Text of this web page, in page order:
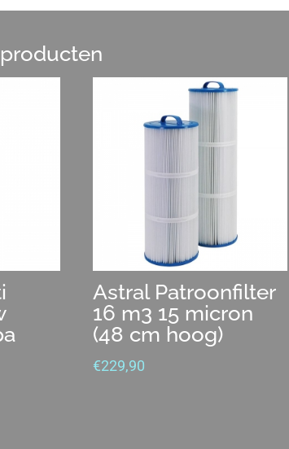
Astral Patroonfilter
16 m3 15 micron
(48 cm hoog)
€229,90